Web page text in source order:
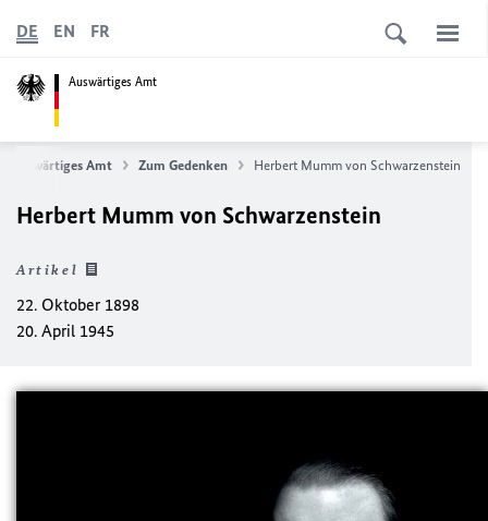
Auswärtiges Amt
DE EN FR
Auswärtiges Amt Zum Gedenken Herbert Mumm von Schwarzenstein
Herbert Mumm von Schwarzenstein
Artikel
22. Oktober 1898
20. April 1945